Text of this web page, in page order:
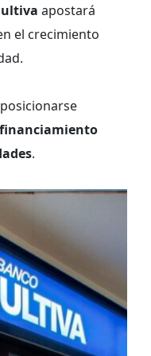
apostará
el crecimiento
financiamiento
.